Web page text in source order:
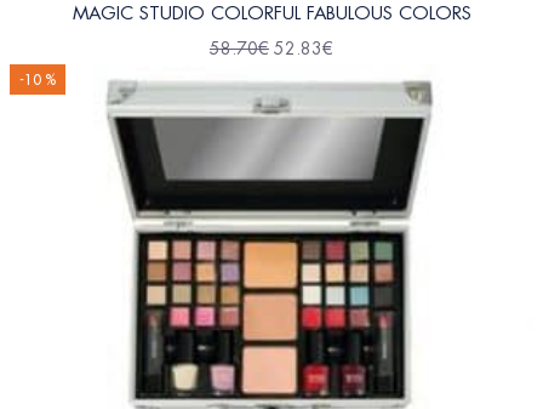
MAGIC STUDIO COLORFUL FABULOUS COLORS
58.70€ 52.83€
-10 %